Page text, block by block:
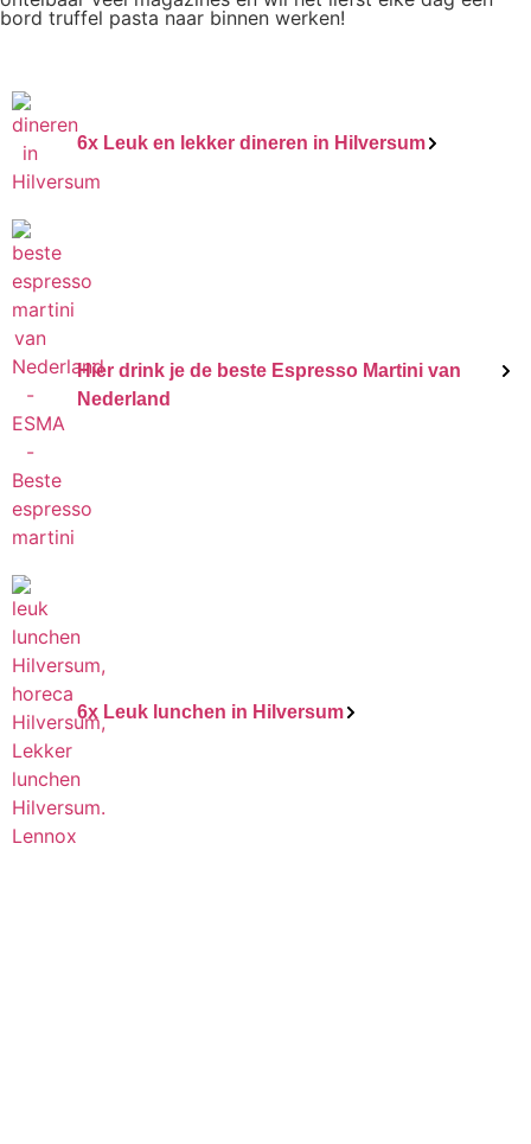
bord truffel pasta naar binnen werken!
6x Leuk en lekker dineren in Hilversum
Hier drink je de beste Espresso Martini van
Nederland
6x Leuk lunchen in Hilversum